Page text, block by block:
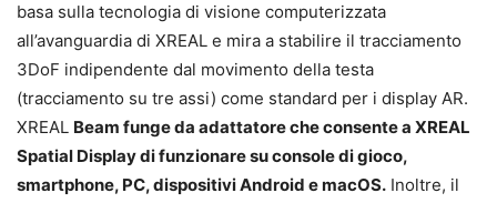
basa sulla tecnologia di visione computerizzata
all’avanguardia di XREAL e mira a stabilire il tracciamento
3DoF indipendente dal movimento della testa
(tracciamento su tre assi) come standard per i display AR.
XREAL Beam funge da adattatore che consente a XREAL
Spatial Display di funzionare su console di gioco,
smartphone, PC, dispositivi Android e macOS. Inoltre, il